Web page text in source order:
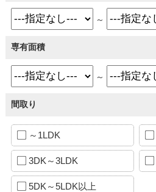
～
専有面積
～
間取り
～1LDK
3DK～3LDK
5DK～5LDK以上